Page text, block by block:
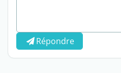
Répondre